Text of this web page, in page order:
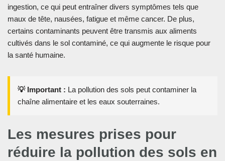
ingestion, ce qui peut entraîner divers symptômes tels que
maux de tête, nausées, fatigue et même cancer. De plus,
certains contaminants peuvent être transmis aux aliments
cultivés dans le sol contaminé, ce qui augmente le risque pour
la santé humaine.
💡 Important : La pollution des sols peut contaminer la
chaîne alimentaire et les eaux souterraines.
Les mesures prises pour
réduire la pollution des sols en